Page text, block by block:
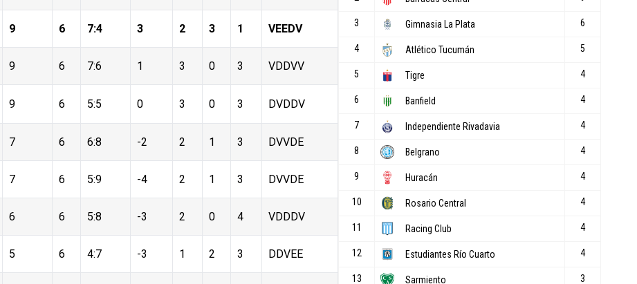
9 6 7:4 3 2 3 1 VEEDV
9 6 7:6 1 3 0 3 VDDVV
9 6 5:5 0 3 0 3 DVDDV
7 6 6:8 -2 2 1 3 DVVDE
7 6 5:9 -4 2 1 3 DVVDE
6 6 5:8 -3 2 0 4 VDDDV
5 6 4:7 -3 1 2 3 DDVEE